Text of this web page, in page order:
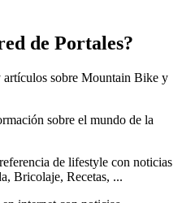
de Portales?
artículos sobre Mountain Bike y
sobre el mundo de la
de lifestyle con noticias
Bricolaje, Recetas, ...